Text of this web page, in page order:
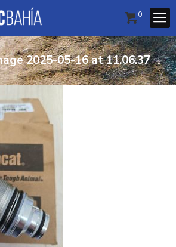
0
2025-05-16 at 11.06.37